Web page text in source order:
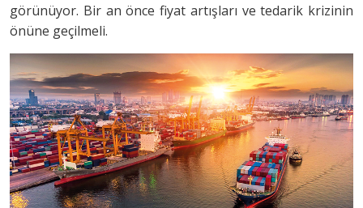
görünüyor. Bir an önce fiyat artışları ve tedarik krizinin
önüne geçilmeli.